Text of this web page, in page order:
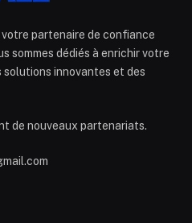
partenaire de confiance
sommes dédiés à enrichir votre
innovantes et des
de nouveaux partenariats.